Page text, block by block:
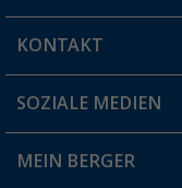
KONTAKT
Du hast eine Frage?
Filiale finden
SOZIALE MEDIEN
MEIN BERGER